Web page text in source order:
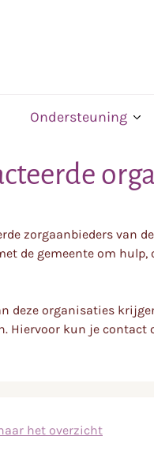
Ondersteuning
zorgaanbieders van
de gemeente om
deze organisaties
Hiervoor kun je contact
het overzicht